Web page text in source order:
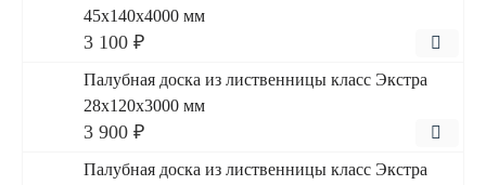
45x140x4000 мм
3 100 ₽
Палубная доска из лиственницы класс Экстра
28x120x3000 мм
3 900 ₽
Палубная доска из лиственницы класс Экстра